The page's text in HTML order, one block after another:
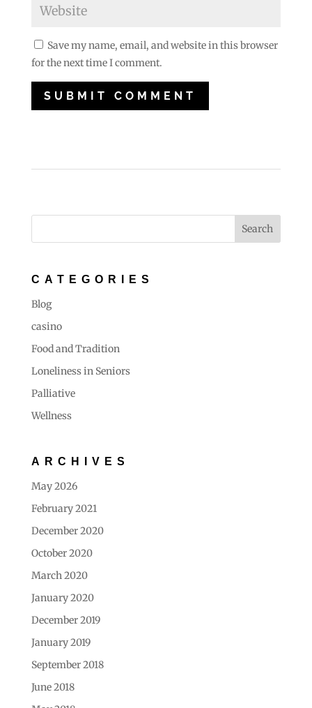
Save my name, email, and website in this browser
for the next time I comment.
CATEGORIES
Blog
casino
Food and Tradition
Loneliness in Seniors
Palliative
Wellness
ARCHIVES
May 2026
February 2021
December 2020
October 2020
March 2020
January 2020
December 2019
January 2019
September 2018
June 2018